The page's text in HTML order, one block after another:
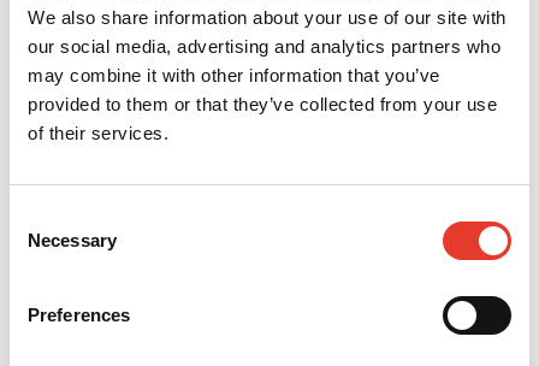
We also share information about your use of our site with
our social media, advertising and analytics partners who
may combine it with other information that you’ve
provided to them or that they’ve collected from your use
of their services.
Selection
Necessary
Preferences
Arcos Portadiques
Desde 4,28 €
Cuchillos de Laboratorio